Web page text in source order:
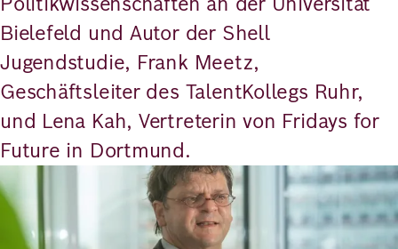
Bielefeld und Autor der Shell
Jugendstudie, Frank Meetz,
Geschäftsleiter des TalentKollegs Ruhr,
und Lena Kah, Vertreterin von Fridays for
Future in Dortmund.